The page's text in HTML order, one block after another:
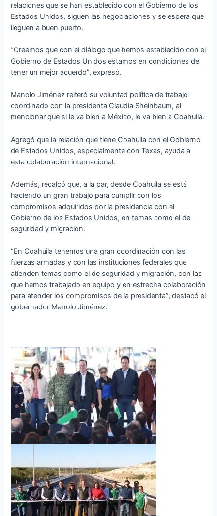
relaciones que se han establecido con el Gobierno de los
Estados Unidos, siguen las negociaciones y se espera que
lleguen a buen puerto.
“Creemos que con el diálogo que hemos establecido con el
Gobierno de Estados Unidos estamos en condiciones de
tener un mejor acuerdo”, expresó.
Manolo Jiménez reiteró su voluntad política de trabajo
coordinado con la presidenta Claudia Sheinbaum, al
mencionar que si le va bien a México, le va bien a Coahuila.
Agregó que la relación que tiene Coahuila con el Gobierno
de Estados Unidos, especialmente con Texas, ayuda a
esta colaboración internacional.
Además, recalcó que, a la par, desde Coahuila se está
haciendo un gran trabajo para cumplir con los
compromisos adquiridos por la presidencia con el
Gobierno de los Estados Unidos, en temas como el de
seguridad y migración.
“En Coahuila tenemos una gran coordinación con las
fuerzas armadas y con las instituciones federales que
atienden temas como el de seguridad y migración, con las
que hemos trabajado en equipo y en estrecha colaboración
para atender los compromisos de la presidenta”, destacó el
gobernador Manolo Jiménez.